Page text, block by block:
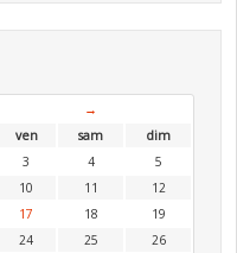
→
ven sam
dim
3 4
5
10 11
12
17 18
19
24 25
26